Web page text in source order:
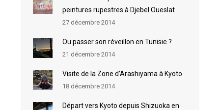
peintures rupestres à Djebel Oueslat
27 décembre 2014
Ou passer son réveillon en Tunisie ?
21 décembre 2014
Visite de la Zone d’Arashiyama à Kyoto
18 décembre 2014
Départ vers Kyoto depuis Shizuoka en